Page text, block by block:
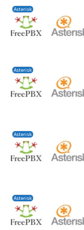
Asterisk
Asterisk
Asterisk
Asterisk